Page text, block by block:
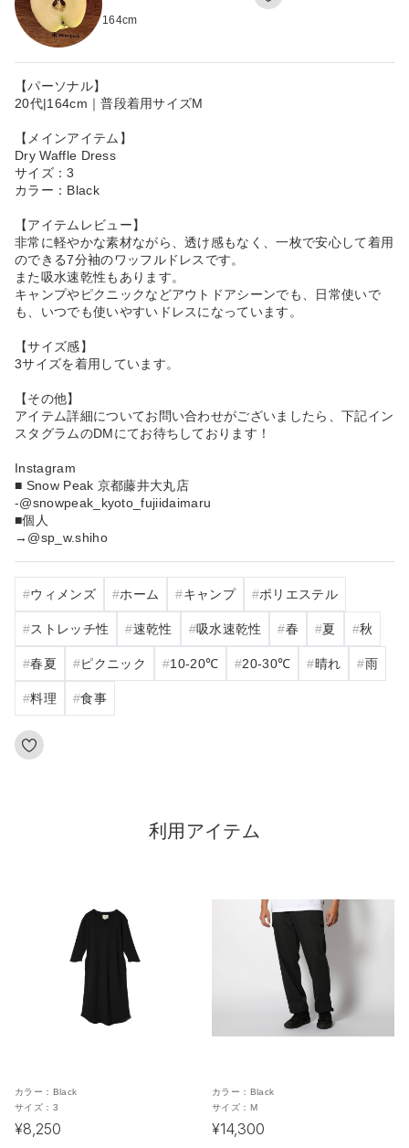
164cm
【パーソナル】
20代|164cm｜普段着用サイズM
【メインアイテム】
Dry Waffle Dress
サイズ：3
カラー：Black
【アイテムレビュー】
非常に軽やかな素材ながら、透け感もなく、一枚で安心して着用
のできる7分袖のワッフルドレスです。
また吸水速乾性もあります。
キャンプやピクニックなどアウトドアシーンでも、日常使いで
も、いつでも使いやすいドレスになっています。
【サイズ感】
3サイズを着用しています。
【その他】
アイテム詳細についてお問い合わせがございましたら、下記イン
スタグラムのDMにてお待ちしております！
Instagram
■ Snow Peak 京都藤井大丸店
-@snowpeak_kyoto_fujiidaimaru
■個人
→@sp_w.shiho
ウィメンズ ホーム キャンプ ポリエステル
ストレッチ性 速乾性 吸水速乾性 春 夏 秋
春夏 ピクニック 10‐20℃ 20‐30℃ 晴れ 雨
料理 食事
利用アイテム
カラー： Black
サイズ： 3
¥8,250
カラー： Black
サイズ： M
¥14,300